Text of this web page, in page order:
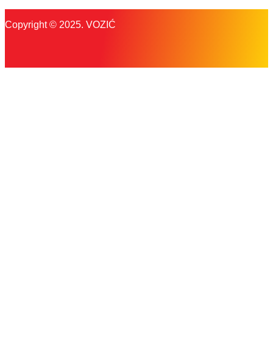
Copyright © 2025. VOZIĆ